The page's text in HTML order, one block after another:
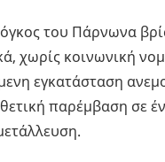
του Πάρνωνα
χωρίς κοινωνική
εγκατάσταση
παρέμβαση σε